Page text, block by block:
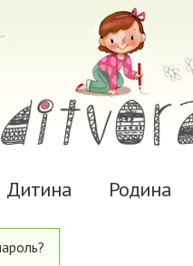
Дитина Родина